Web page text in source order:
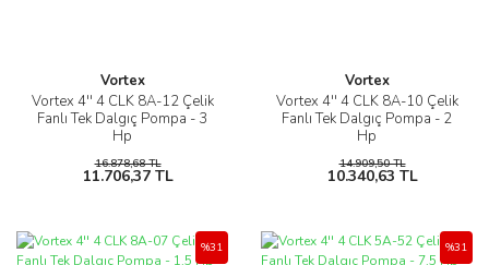
Vortex
Vortex 4'' 4 CLK 8A-12 Çelik
Fanlı Tek Dalgıç Pompa - 3
Hp
16.878,68 TL
11.706,37 TL
Vortex
Vortex 4'' 4 CLK 8A-10 Çelik
Fanlı Tek Dalgıç Pompa - 2
Hp
14.909,50 TL
10.340,63 TL
%31 %31